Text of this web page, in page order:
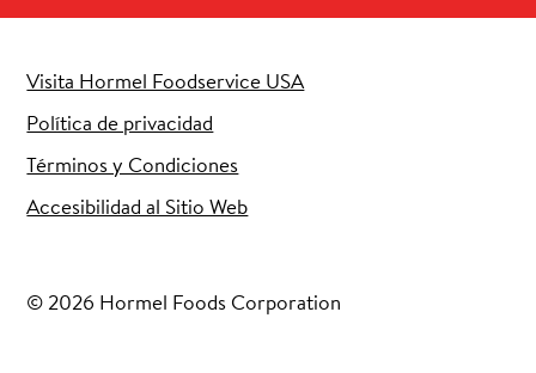
Visita Hormel Foodservice USA
Política de privacidad
Términos y Condiciones
Accesibilidad al Sitio Web
© 2026 Hormel Foods Corporation